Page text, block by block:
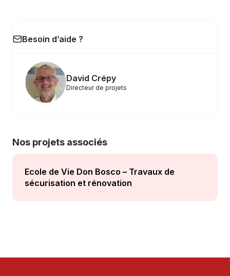
Besoin d’aide ?
David Crépy
Directeur de projets
Nos projets associés
Ecole de Vie Don Bosco – Travaux de
sécurisation et rénovation